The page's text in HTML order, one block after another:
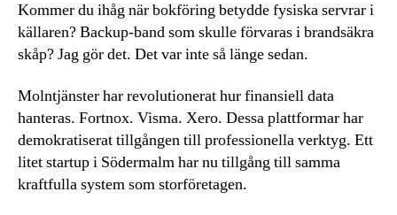
Kommer du ihåg när bokföring betydde fysiska servrar i
källaren? Backup-band som skulle förvaras i brandsäkra
skåp? Jag gör det. Det var inte så länge sedan.
Molntjänster har revolutionerat hur finansiell data
hanteras. Fortnox. Visma. Xero. Dessa plattformar har
demokratiserat tillgången till professionella verktyg. Ett
litet startup i Södermalm har nu tillgång till samma
kraftfulla system som storföretagen.